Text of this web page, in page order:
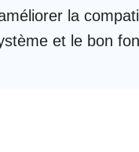
la
et le bon